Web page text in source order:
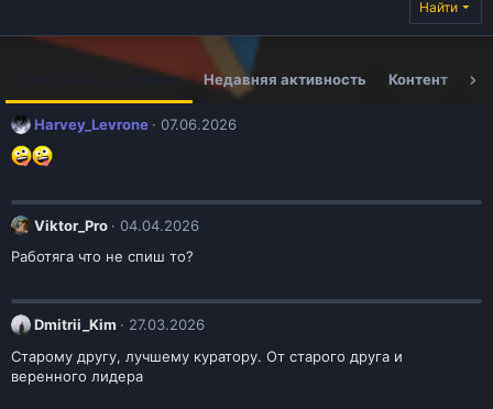
Найти
Сообщения в профиле Недавняя активность Контент
Harvey_Levrone 07.06.2026
Viktor_Pro
04.04.2026
Работяга что не спиш то?
Dmitrii_Kim
27.03.2026
Старому другу, лучшему куратору. От старого друга и
веренного лидера